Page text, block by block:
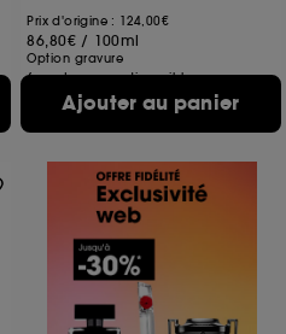
Prix d'origine : 124,00€
86,80€ / 100ml
Option gravure
6 contenances disponibles
Ajouter au panier